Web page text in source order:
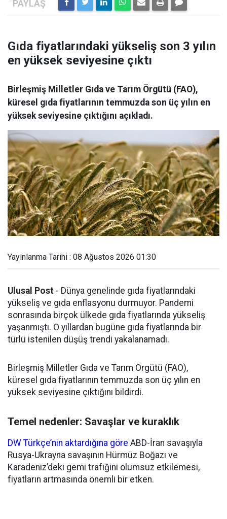
Gıda fiyatlarındaki yükseliş son 3 yılın
en yüksek seviyesine çıktı
Birleşmiş Milletler Gıda ve Tarım Örgütü (FAO),
küresel gıda fiyatlarının temmuzda son üç yılın en
yüksek seviyesine çıktığını açıkladı.
Yayınlanma Tarihi : 08 Ağustos 2026 01:30
Ulusal Post - Dünya genelinde gıda fiyatlarındaki
yükseliş ve gıda enflasyonu durmuyor. Pandemi
sonrasında birçok ülkede gıda fiyatlarında yükseliş
yaşanmıştı. O yıllardan bugüne gıda fiyatlarında bir
türlü istenilen düşüş trendi yakalanamadı.
Birleşmiş Milletler Gıda ve Tarım Örgütü (FAO),
küresel gıda fiyatlarının temmuzda son üç yılın en
yüksek seviyesine çıktığını bildirdi.
Temel nedenler: Savaşlar ve kuraklık
DW Türkçe’nin aktardığına göre ABD-İran savaşıyla
Rusya-Ukrayna savaşının Hürmüz Boğazı ve
Karadeniz’deki gemi trafiğini olumsuz etkilemesi,
fiyatların artmasında önemli bir etken.